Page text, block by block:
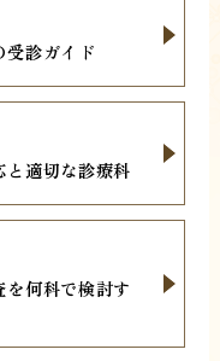
診ガイド
適切な診療科
何科で検討す